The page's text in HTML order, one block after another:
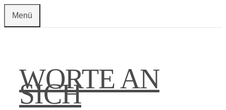
Zum
Inhalt
Menü
WORTE AN
SICH